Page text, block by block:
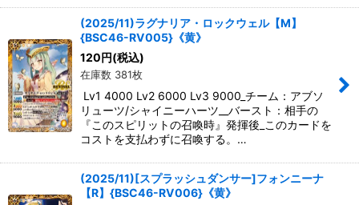
(2025/11)ラグナリア・ロックウェル【M】
{BSC46-RV005}《黄》
120 円(税込)
在庫数 381枚
Lv1 4000 Lv2 6000 Lv3 9000_チーム：アブソ
リューツ/シャイニーハーツ__バースト：相手の
『このスピリットの召喚時』発揮後_このカードを
コストを支払わずに召喚する。…
(2025/11)[スプラッシュダンサー]フォンニーナ
【R】{BSC46-RV006}《黄》